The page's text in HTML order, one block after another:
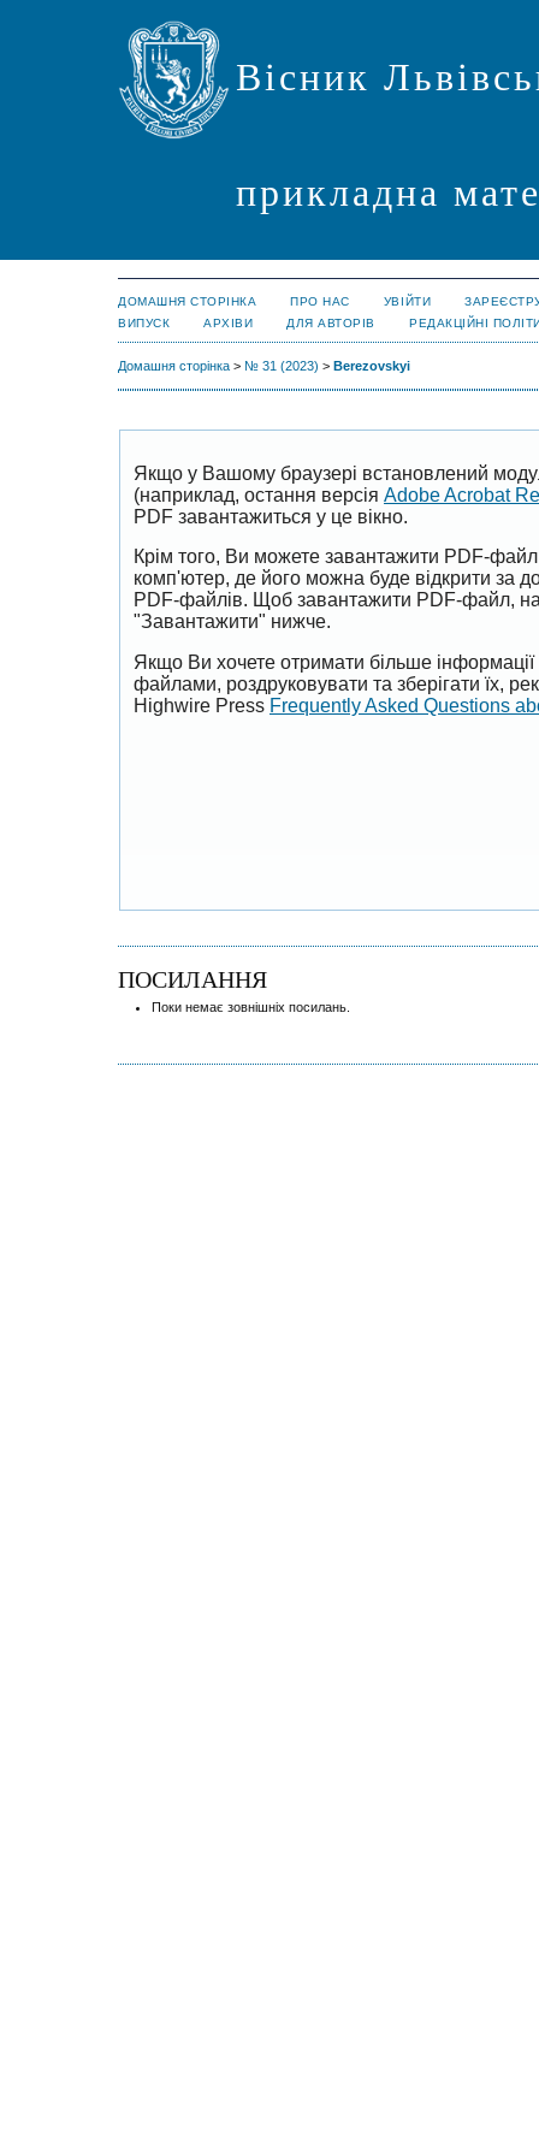
Вісник
прикладна
ДОМАШНЯ СТОРІНКА ПРО НАС УВІЙТИ
ВИПУСК
АРХІВИ ДЛЯ АВТОРІВ РЕДАКЦІЙНІ
Домашня сторінка > № 31 (2023) > Berezovskyi
Якщо у Вашому браузері встановлений
(наприклад, остання версія Adobe Acrobat
PDF завантажиться у це вікно.
Крім того, Ви можете завантажити PDF-
комп'ютер, де його можна буде відкрити за
PDF-файлів. Щоб завантажити PDF-файл,
"Завантажити" нижче.
Якщо Ви хочете отримати більше
файлами, роздруковувати та зберігати їх,
Highwire Press Frequently Asked Questions
ПОСИЛАННЯ
Поки немає зовнішніх посилань.